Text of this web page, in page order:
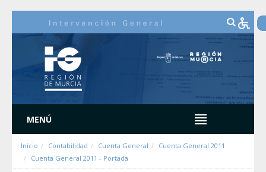
MENÚ
Inicio Contabilidad Cuenta General
Cuenta General 2011
Cuenta General 2011 - Portada